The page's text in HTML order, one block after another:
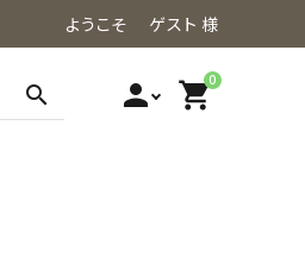
ようこそ ゲスト 様
search person 0
shopping_cart